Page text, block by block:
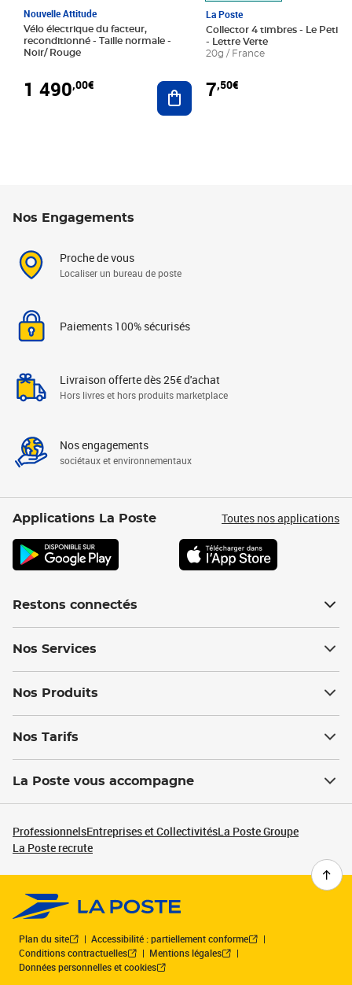
Nouvelle Attitude
Vélo électrique du facteur,
reconditionné - Taille normale -
Noir/ Rouge
1 490,00€ Ajouter au panier
La Poste
Collector 4 timbres - Le Petit
- Lettre Verte
20g / France
7,50€
Nos Engagements
Proche de vous
Localiser un bureau de poste
Paiements 100% sécurisés
Livraison offerte dès 25€ d'achat
Hors livres et hors produits marketplace
Nos engagements
sociétaux et environnementaux
Applications La Poste Toutes nos applications
Restons connectés
Nos Services
Nos Produits
Nos Tarifs
La Poste vous accompagne
ProfessionnelsEntreprises et CollectivitésLa Poste Groupe
La Poste recrute
Plan du site
Accessibilité : partiellement conforme
Conditions contractuelles
Mentions légales
Données personnelles et cookies